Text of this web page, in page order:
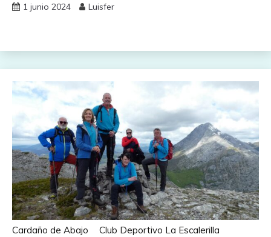
1 junio 2024 Luisfer
Cardaño de Abajo
Club Deportivo La Escalerilla